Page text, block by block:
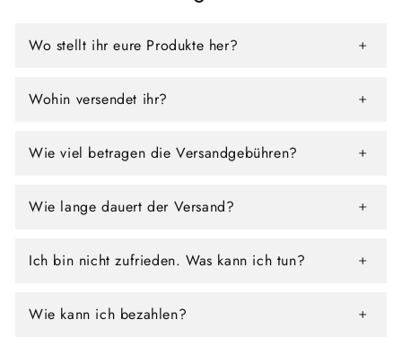
g
i
:
Wo stellt ihr eure Produkte her?
Wohin versendet ihr?
Wie viel betragen die Versandgebühren?
Wie lange dauert der Versand?
Ich bin nicht zufrieden. Was kann ich tun?
Wie kann ich bezahlen?